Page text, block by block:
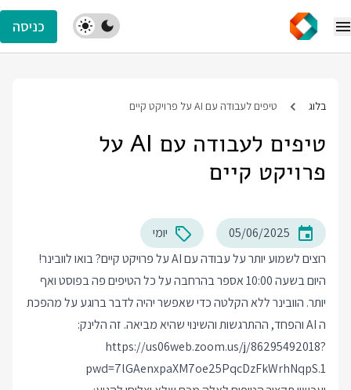
כניסה
בלוג טיפים לעבודה עם AI על פרויקט קיים
טיפים לעבודה עם AI על
פרויקט קיים
05/06/2025
יומי
רוצים לשמוע יותר על עבודה עם AI על פרויקט קיים? בואו לוובינר!
היום בשעה 10:00 אספר בהרחבה על כל הטיפים פה בפוסט ואף
יותר. הוובינר ללא הקלטה כדי שאפשר יהיה לדבר ברוגע על מהפכת
ה AI והפחד, ההתרגשות והשינוי שהיא מביאה. זה הלינק:
https://us06web.zoom.us/j/86295492018?
pwd=7lGAenxpaXM7oe25PqcDzFkWrhNqpS.1